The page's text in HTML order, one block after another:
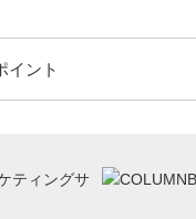
イント